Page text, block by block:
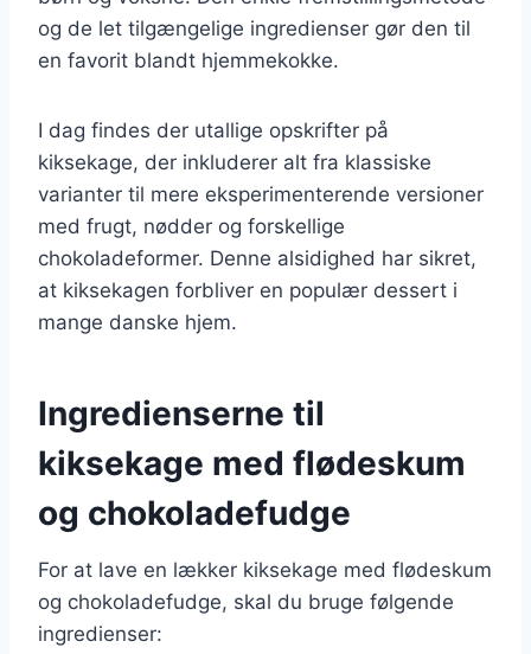
og de let tilgængelige ingredienser gør den til
en favorit blandt hjemmekokke.
I dag findes der utallige opskrifter på
kiksekage, der inkluderer alt fra klassiske
varianter til mere eksperimenterende versioner
med frugt, nødder og forskellige
chokoladeformer. Denne alsidighed har sikret,
at kiksekagen forbliver en populær dessert i
mange danske hjem.
Ingredienserne til
kiksekage med flødeskum
og chokoladefudge
For at lave en lækker kiksekage med flødeskum
og chokoladefudge, skal du bruge følgende
ingredienser: